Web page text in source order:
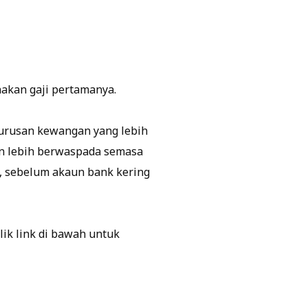
gaji pertamanya.
kewangan yang lebih
lebih berwaspada semasa
akaun bank kering
link di bawah untuk